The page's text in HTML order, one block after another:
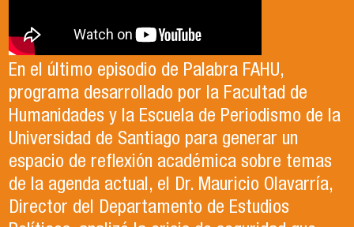
En el último episodio de Palabra FAHU,
programa desarrollado por la Facultad de
Humanidades y la Escuela de Periodismo de la
Universidad de Santiago para generar un
espacio de reflexión académica sobre temas
de la agenda actual, el Dr. Mauricio Olavarría,
Director del Departamento de Estudios
Antonia egresó de la Licenciatura en Estudios
Internacionales de la Universidad de Santiago
en el año 2023. Actualmente, trabaja en lo que
ella describe como el trabajo de sus sueños
en la Organización de las Naciones Unidas para
la Alimentación y la Agricultura (FAO).
El Departamento de Estudios Políticos, en
colaboración con la Asociación Chilena de
Ciencia Política (ACCP), fue el organizador del
exitoso Congreso que recientemente tuvo
lugar en la Universidad de Santiago. Durante el
evento, se llevaron a cabo paneles de
conversación, reflexión y debate sobre el
contexto político y académico nacional.